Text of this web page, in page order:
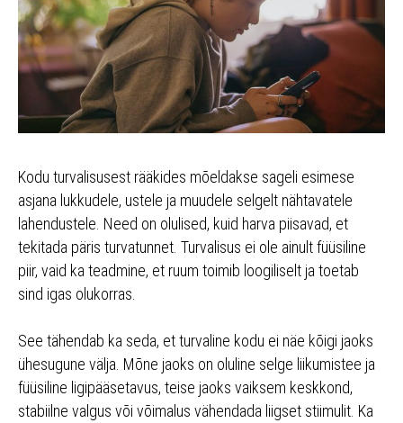
Kodu turvalisusest rääkides mõeldakse sageli esimese
asjana lukkudele, ustele ja muudele selgelt nähtavatele
lahendustele. Need on olulised, kuid harva piisavad, et
tekitada päris turvatunnet. Turvalisus ei ole ainult füüsiline
piir, vaid ka teadmine, et ruum toimib loogiliselt ja toetab
sind igas olukorras.
See tähendab ka seda, et turvaline kodu ei näe kõigi jaoks
ühesugune välja. Mõne jaoks on oluline selge liikumistee ja
füüsiline ligipääsetavus, teise jaoks vaiksem keskkond,
stabiilne valgus või võimalus vähendada liigset stiimulit. Ka